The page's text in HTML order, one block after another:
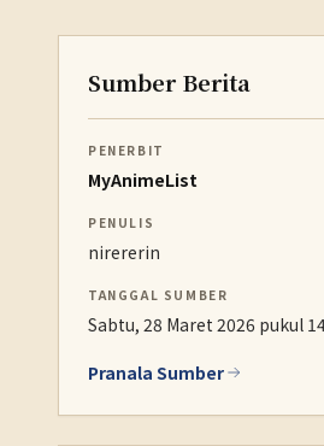
Sumber Berita
PENERBIT
MyAnimeList
PENULIS
nirererin
TANGGAL SUMBER
Sabtu, 28 Maret 2026 pukul
Pranala Sumber